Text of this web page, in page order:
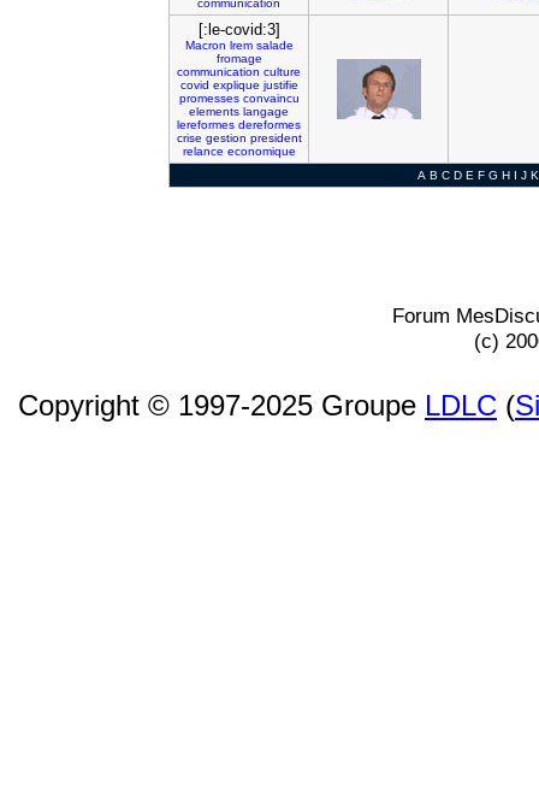
communication
[:le-covid:3]
Macron lrem salade
fromage
communication culture
covid explique justifie
promesses convaincu
elements langage
lereformes dereformes
crise gestion president
relance economique
A B C D E F G H I J K
Forum
(c)
Copyright © 1997-2025 Groupe LDLC (